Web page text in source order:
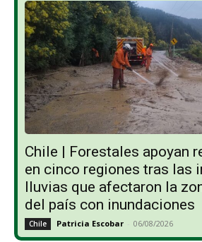
Chile | Forestales apoyan
en cinco regiones tras las
lluvias que afectaron la
del país con inundaciones
Chile Patricia Escobar - 06/08/2026